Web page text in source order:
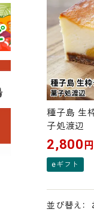
種子島 生
子処渡辺
2,800 円
eギフト
並び替え